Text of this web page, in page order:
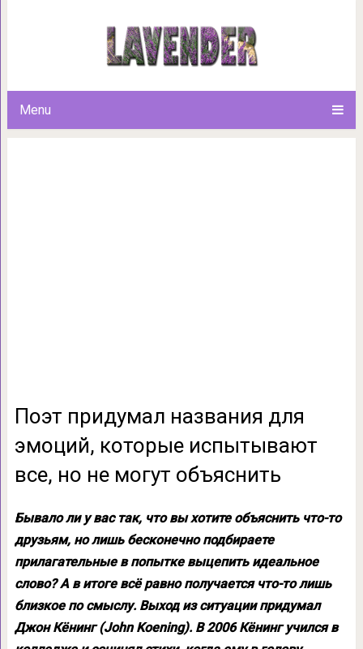
Menu
Поэт придумал названия
все, но не
Поэт придумал названия для
эмоций, которые испытывают
все, но не могут объяснить
Бывало ли у вас так, что вы хотите объяснить что-то
друзьям, но лишь бесконечно подбираете
прилагательные в попытке выцепить идеальное
слово? А в итоге всё равно получается что-то лишь
близкое по смыслу. Выход из ситуации придумал
Джон Кёнинг (John Koening). В 2006 Кёнинг учился в